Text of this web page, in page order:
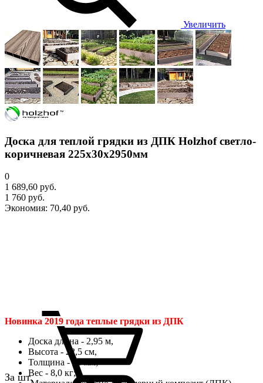
Увеличить
Доска для теплой грядки из ДПК Holzhof светло-
коричневая 225х30х2950мм
0
1 689,60 руб.
1 760 руб.
Экономия: 70,40 руб.
За шт.
Новинка 2019 года теплые грядки из ДПК
Доска длина - 2,95 м,
Высота - 22,5 см,
Толщина - 30 мм;
Вес - 8,0 кг;